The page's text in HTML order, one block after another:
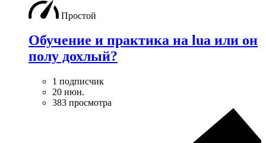
Простой
Обучение и практика на lua или он
полу дохлый?
1 подписчик
20 июн.
383 просмотра